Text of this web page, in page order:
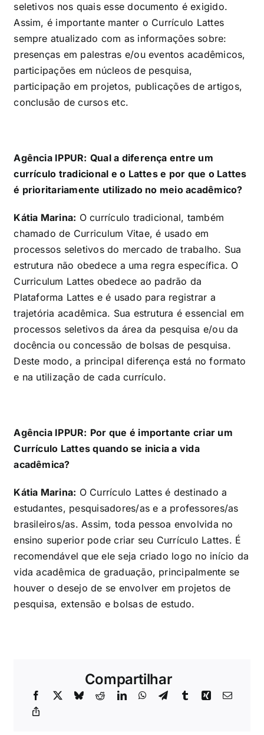
seletivos nos quais esse documento é exigido.
Assim, é importante manter o Currículo Lattes
sempre atualizado com as informações sobre:
presenças em palestras e/ou eventos acadêmicos,
participações em núcleos de pesquisa,
participação em projetos, publicações de artigos,
conclusão de cursos etc.
Agência IPPUR: Qual a diferença entre um
currículo tradicional e o Lattes e por que o Lattes
é prioritariamente utilizado no meio acadêmico?
Kátia Marina: O currículo tradicional, também
chamado de Curriculum Vitae, é usado em
processos seletivos do mercado de trabalho. Sua
estrutura não obedece a uma regra específica. O
Curriculum Lattes obedece ao padrão da
Plataforma Lattes e é usado para registrar a
trajetória acadêmica. Sua estrutura é essencial em
processos seletivos da área da pesquisa e/ou da
docência ouconcessão de bolsas de pesquisa.
Deste modo, a principal diferença está no formato
e na utilização de cada currículo.
Agência IPPUR: Por que é importante criar um
Currículo Lattes quando se inicia a vida
acadêmica?
Kátia Marina: O Currículo Lattes é destinado a
estudantes, pesquisadores/as e a professores/as
brasileiros/as. Assim, toda pessoa envolvida no
ensino superior pode criar seu Currículo Lattes. É
recomendável que ele seja criado logo no início da
vida acadêmica de graduação, principalmente se
houver o desejo de se envolver em projetos de
pesquisa, extensão e bolsas de estudo.
Compartilhar